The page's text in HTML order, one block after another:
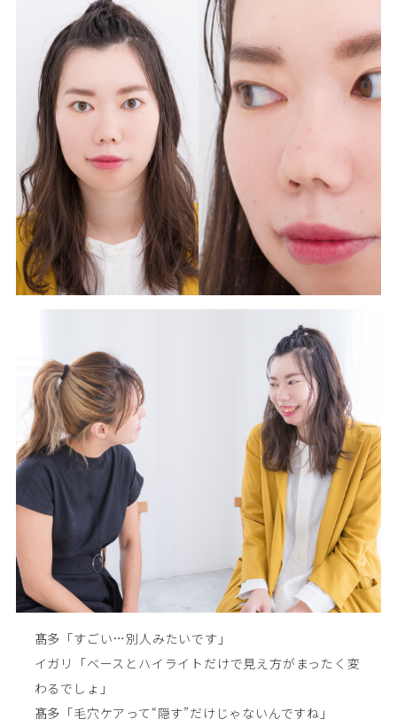
髙多「すごい…別人みたいです」
イガリ「ベースとハイライトだけで見え方がまったく変
わるでしょ」
髙多「毛穴ケアって“隠す”だけじゃないんですね」